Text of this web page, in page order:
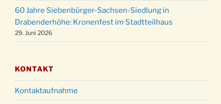
31.12.
Gottesdienst zu Silvester in der Kirche um
18:00 Uhr
60 Jahre Siebenbürger-Sachsen-Siedlung in
Drabenderhöhe: Kronenfest im Stadtteilhaus
29. Juni 2026
KONTAKT
Kontaktaufnahme